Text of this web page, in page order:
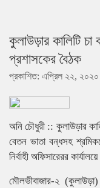
কুলাউড়ার কালিটি চা
প্রশাসকের বৈঠক
প্রকাশিত: এপ্রিল ২২, ২০২০
অনি চৌধুরী :: কুলাউড়ার
বেতন ভাতা বন্ধসহ
নির্বাহী অফিসারেরর
মৌলভীবাজার-২